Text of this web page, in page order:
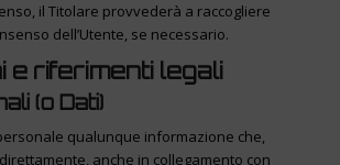
il Titolare provvederà a raccogliere
dell’Utente, se necessario.
e riferimenti legali
(o Dati)
qualunque informazione che,
anche in collegamento con